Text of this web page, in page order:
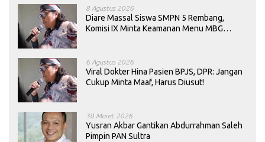
8 Agustus 2026
Diare Massal Siswa SMPN 5 Rembang,
Komisi IX Minta Keamanan Menu MBG
6 Agustus 2026
Viral Dokter Hina Pasien BPJS, DPR: Jangan
Cukup Minta Maaf, Harus Diusut!
30 Maret 2026
Yusran Akbar Gantikan Abdurrahman Saleh
Pimpin PAN Sultra